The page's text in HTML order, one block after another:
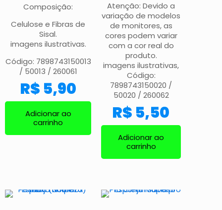
Composição:
Celulose e Fibras de
Sisal.
imagens ilustrativas.
Código: 7898743150013
/ 50013 / 260061
R$ 5,90
Adicionar ao
carrinho
Atenção: Devido a
variação de modelos
de monitores, as
cores podem variar
com a cor real do
produto.
imagens ilustrativas,
Código:
7898743150020 /
50020 / 260062
R$ 5,50
Adicionar ao
carrinho